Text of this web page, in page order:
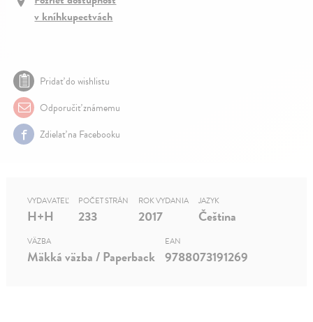
v kníhkupectvách
Pridať do wishlistu
Odporučiť známemu
Zdielať na Facebooku
VYDAVATEĽ
H+H
POČET STRÁN
233
ROK VYDANIA
2017
JAZYK
Čeština
VÄZBA
Mäkká väzba / Paperback
EAN
9788073191269